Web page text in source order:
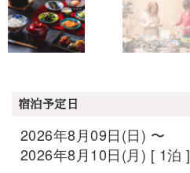
宿泊予定日
2026年8月09日(日) 〜
2026年8月10日(月) [ 1泊 ]